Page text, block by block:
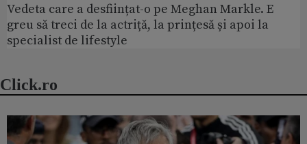
Vedeta care a desființat-o pe Meghan Markle. E
greu să treci de la actriță, la prințesă și apoi la
specialist de lifestyle
Click.ro